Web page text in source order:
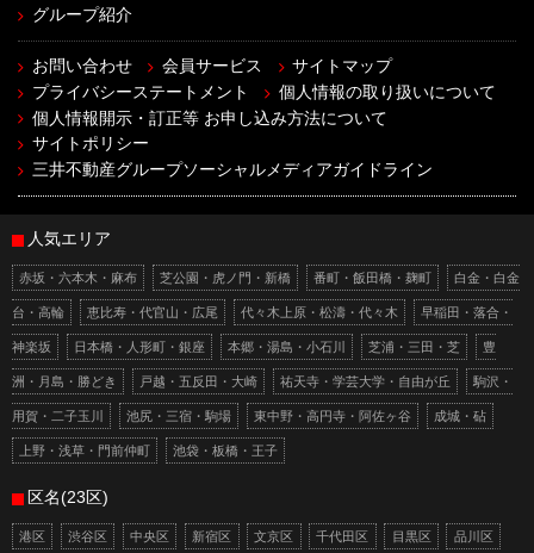
グループ紹介
お問い合わせ 会員サービス
サイトマップ
プライバシーステートメント
個人情報の取り扱いについて
個人情報開示・訂正等 お申し込み方法について
サイトポリシー
三井不動産グループソーシャルメディアガイドライン
人気エリア
赤坂・六本木・麻布 芝公園・虎ノ門・新橋 番町・飯田橋・麹町 白金・白金
台・高輪 恵比寿・代官山・広尾 代々木上原・松濤・代々木 早稲田・落合・
神楽坂 日本橋・人形町・銀座 本郷・湯島・小石川 芝浦・三田・芝 豊
洲・月島・勝どき 戸越・五反田・大崎 祐天寺・学芸大学・自由が丘 駒沢・
用賀・二子玉川 池尻・三宿・駒場 東中野・高円寺・阿佐ヶ谷 成城・砧
上野・浅草・門前仲町 池袋・板橋・王子
区名(23区)
港区 渋谷区 中央区 新宿区 文京区 千代田区 目黒区 品川区